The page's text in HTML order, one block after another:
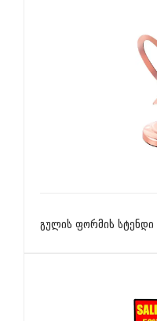
გულის ფორმის სტენდი